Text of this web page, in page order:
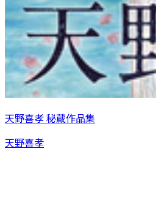
天野喜孝 秘蔵作品集
天野喜孝